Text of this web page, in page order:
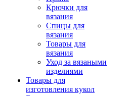
Крючки для
вязания
Спицы для
вязания
Товары для
вязания
Уход за вязаными
изделиями
Товары для
изготовления кукол